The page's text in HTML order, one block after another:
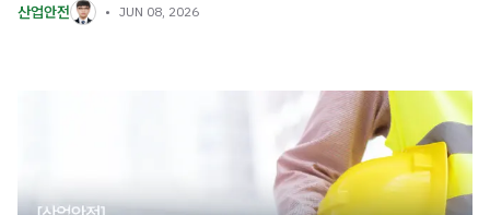
산업안전 JUN 08, 2026